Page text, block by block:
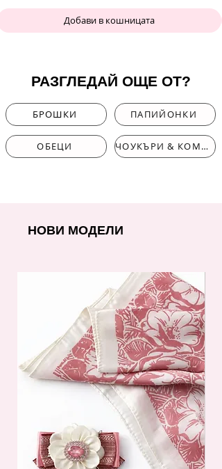
Добави в кошницата
РАЗГЛЕДАЙ ОЩЕ ОТ?
БРОШКИ ПАПИЙОНКИ
ОБЕЦИ ЧОУКЪРИ & КОМПЛЕКТИ
НОВИ МОДЕЛИ